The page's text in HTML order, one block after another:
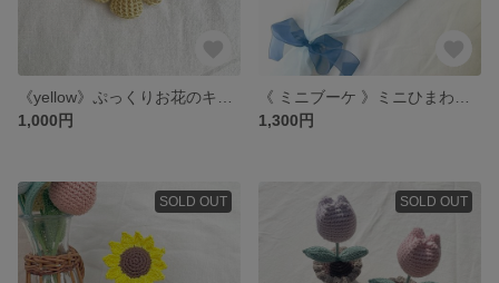
1,000円
1,300円
SOLD OUT SOLD OUT